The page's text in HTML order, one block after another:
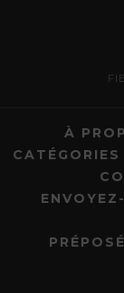
À
CATÉGORIES